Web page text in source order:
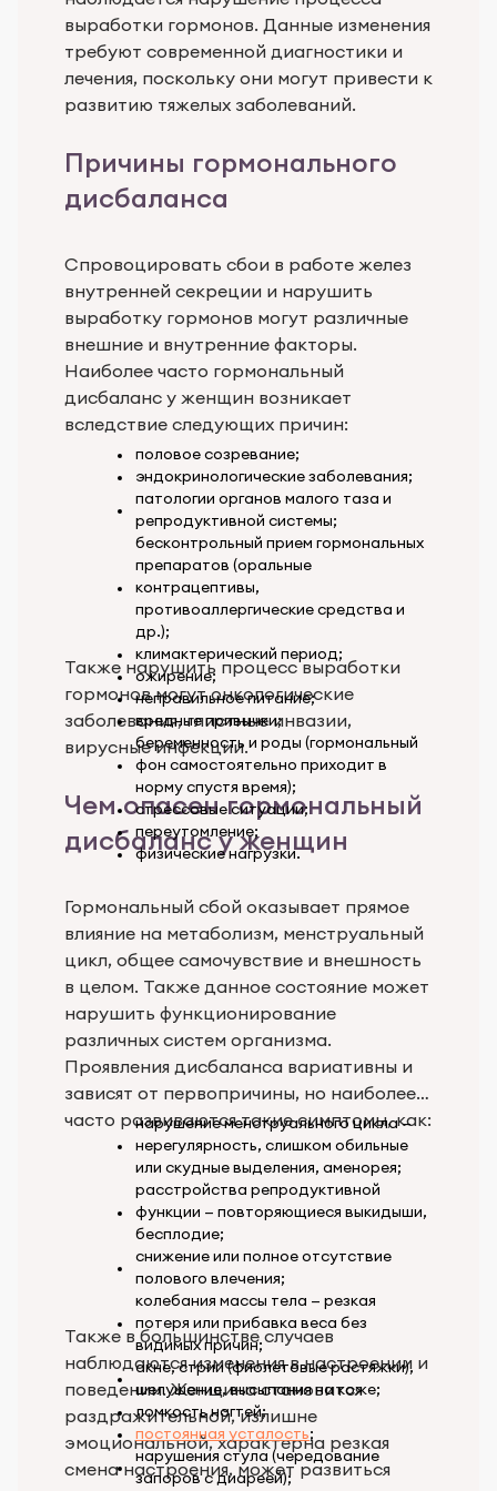
выработки гормонов. Данные изменения
требуют современной диагностики и
лечения, поскольку они могут привести к
развитию тяжелых заболеваний.
Причины гормонального
дисбаланса
Спровоцировать сбои в работе желез
внутренней секреции и нарушить
выработку гормонов могут различные
внешние и внутренние факторы.
Наиболее часто гормональный
дисбаланс у женщин возникает
вследствие следующих причин:
половое созревание;
эндокринологические заболевания;
патологии органов малого таза и
репродуктивной системы;
бесконтрольный прием гормональных
препаратов (оральные
контрацептивы,
противоаллергические средства и
др.);
климактерический период;
ожирение;
неправильное питание;
вредные привычки;
беременность и роды (гормональный
фон самостоятельно приходит в
норму спустя время);
стрессовые ситуации;
переутомление;
физические нагрузки.
Также нарушить процесс выработки
гормонов могут онкологические
заболевания, глистные инвазии,
вирусные инфекции.
Чем опасен гормональный
дисбаланс у женщин
Гормональный сбой оказывает прямое
влияние на метаболизм, менструальный
цикл, общее самочувствие и внешность
в целом. Также данное состояние может
нарушить функционирование
различных систем организма.
Проявления дисбаланса вариативны и
зависят от первопричины, но наиболее
часто развиваются такие симптомы, как:
нарушение менструального цикла —
нерегулярность, слишком обильные
или скудные выделения, аменорея;
расстройства репродуктивной
функции — повторяющиеся выкидыши,
бесплодие;
снижение или полное отсутствие
полового влечения;
колебания массы тела — резкая
потеря или прибавка веса без
видимых причин;
акне, стрии (фиолетовые растяжки),
шелушение, высыпания на коже;
ломкость ногтей;
постоянная усталость;
нарушения стула (чередование
запоров с диареей);
Также в большинстве случаев
наблюдаются изменения в настроении и
поведении. Женщина становится
раздражительной, излишне
эмоциональной, характерна резкая
смена настроения, может развиться